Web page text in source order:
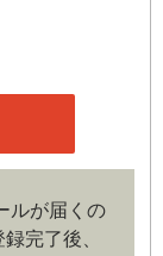
役職員、事業
くは専門家の
録の申し込み
本会員規約の
がある場合に
ことができま
ルが届くの
完了後、